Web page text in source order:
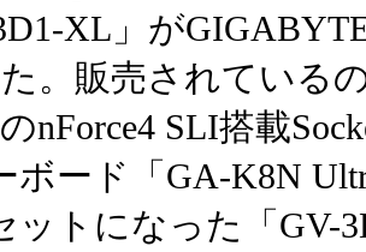
XL」が
。販売されている
nForce4 SLI搭載
ボード「GA-K8N
ットになった「GV-